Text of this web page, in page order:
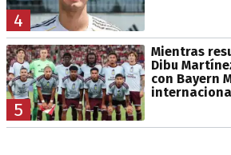
4
5
Mientras
Dibu
con Bayern